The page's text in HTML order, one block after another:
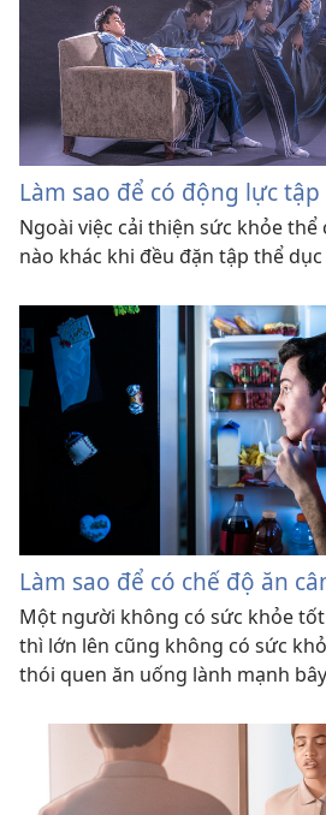
Làm sao để có động lực tập
Ngoài việc cải thiện sức khỏe
nào khác khi đều đặn tập thể
Làm sao để có chế độ ăn
Một người không có sức khỏe
thì lớn lên cũng không có sức
thói quen ăn uống lành mạnh